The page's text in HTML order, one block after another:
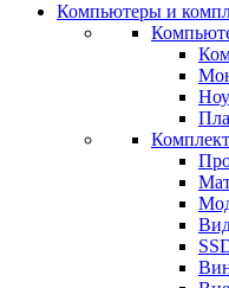
Компьютеры и